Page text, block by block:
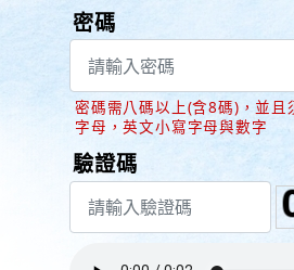
密碼
密碼需八碼以上(含8碼)，並且
字母，英文小寫字母與數字
驗證碼